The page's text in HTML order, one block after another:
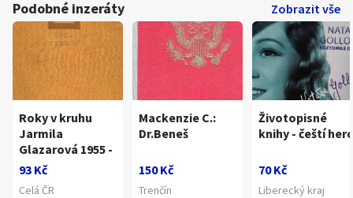
Podobné inzeráty Zobrazit vše
Roky v kruhu
Jarmila
Glazarová 1955 -
93 Kč
Celá ČR
Mackenzie C.:
Dr.Beneš
150 Kč
Trenčín
Životopisné
knihy - čeští
70 Kč
Liberecký kraj